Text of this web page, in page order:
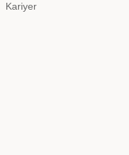
Kariyer